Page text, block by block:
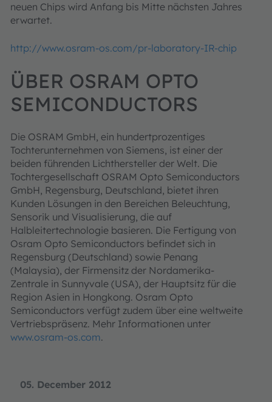
05. December 2012
neuen Chips wird Anfang bis Mitte nächsten Jahres
erwartet.
http://www.osram-os.com/pr-laboratory-IR-chip
ÜBER OSRAM OPTO
SEMICONDUCTORS
Die OSRAM GmbH, ein hundertprozentiges
Tochterunternehmen von Siemens, ist einer der
beiden führenden Lichthersteller der Welt. Die
Tochtergesellschaft OSRAM Opto Semiconductors
GmbH, Regensburg, Deutschland, bietet ihren
Kunden Lösungen in den Bereichen Beleuchtung,
Sensorik und Visualisierung, die auf
Halbleitertechnologie basieren. Die Fertigung von
Osram Opto Semiconductors befindet sich in
Regensburg (Deutschland) sowie Penang
(Malaysia), der Firmensitz der Nordamerika-
Zentrale in Sunnyvale (USA), der Hauptsitz für die
Region Asien in Hongkong. Osram Opto
Semiconductors verfügt zudem über eine weltweite
Vertriebspräsenz. Mehr Informationen unter
www.osram-os.com.